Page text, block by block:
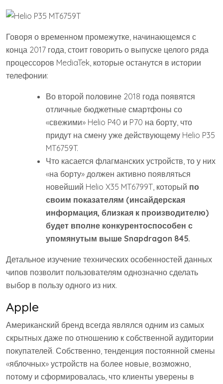
Говоря о временном промежутке, начинающемся с
конца 2017 года, стоит говорить о выпуске целого ряда
процессоров MediaTek, которые останутся в истории
телефонии:
Во второй половине 2018 года появятся
отличные бюджетные смартфоны со
«свежими» Helio P40 и P70 на борту, что
придут на смену уже действующему Helio P35
MT6759T.
Что касается флагманских устройств, то у них
«на борту» должен активно появляться
новейший Helio X35 MT6799T, который по
своим показателям (инсайдерская
информация, близкая к производителю)
будет вполне конкурентоспособен с
упомянутым выше Snapdragon 845.
Детальное изучение технических особенностей данных
чипов позволит пользователям однозначно сделать
выбор в пользу одного из них.
Apple
Американский бренд всегда являлся одним из самых
скрытных даже по отношению к собственной аудитории
покупателей. Собственно, тенденция постоянной смены
«яблочных» устройств на более новые, возможно,
потому и сформировалась, что клиенты уверены в